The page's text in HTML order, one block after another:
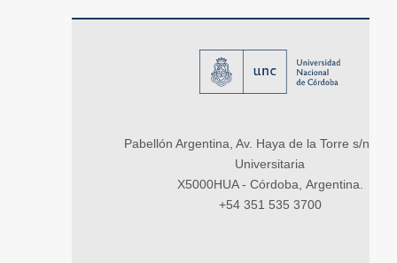
Pabellón Argentina, Av. Haya de la Torre s/n,
Universitaria
X5000HUA - Córdoba, Argentina.
+54 351 535 3700